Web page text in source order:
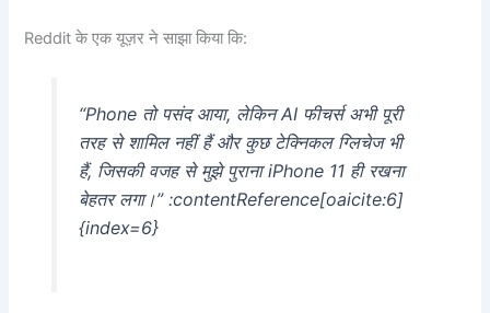
Reddit के एक यूज़र ने साझा किया कि:
“Phone तो पसंद आया, लेकिन AI फीचर्स अभी पूरी
तरह से शामिल नहीं हैं और कुछ टेक्निकल ग्लिचेज भी
हैं, जिसकी वजह से मुझे पुराना iPhone 11 ही रखना
बेहतर लगा।” :contentReference[oaicite:6]
{index=6}